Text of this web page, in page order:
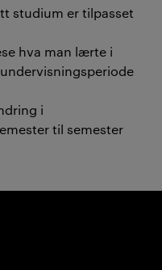
studium er tilpasset
hva man lærte i
i
til semester